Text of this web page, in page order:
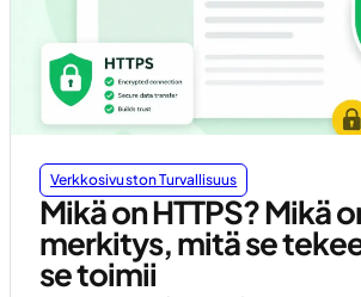
Verkkosivuston Turvallisuus
Mikä on HTTPS? Mikä
merkitys, mitä se
se toimii